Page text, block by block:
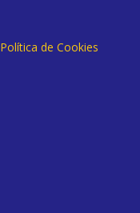
Política de Cookies